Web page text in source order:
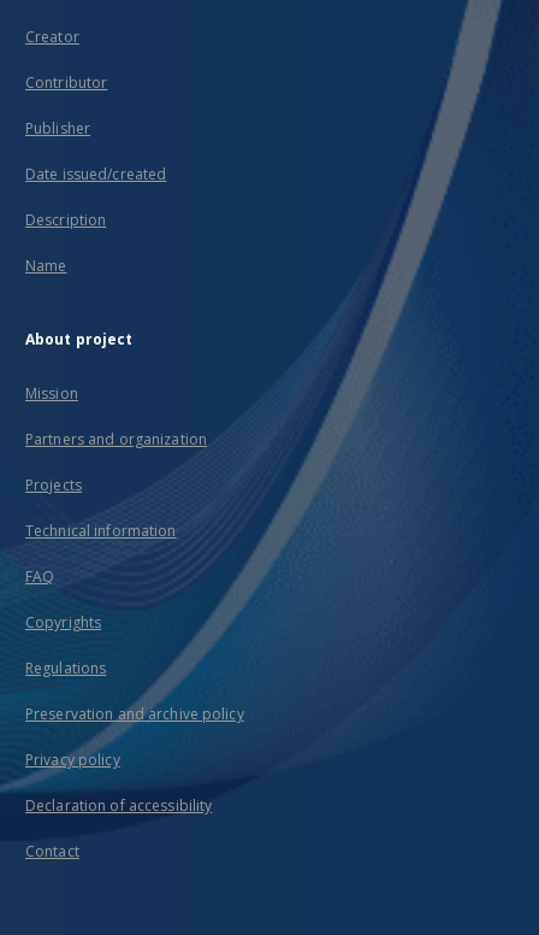
Creator
Contributor
Publisher
Date issued/created
Description
Name
About project
Mission
Partners and organization
Projects
Technical information
FAQ
Copyrights
Regulations
Preservation and archive policy
Privacy policy
Declaration of accessibility
Contact